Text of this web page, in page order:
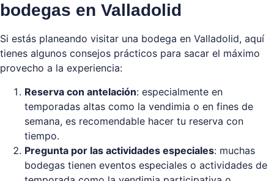
bodegas en Valladolid
Si estás planeando visitar una bodega en Valladolid, aquí
tienes algunos consejos prácticos para sacar el máximo
provecho a la experiencia:
Reserva con antelación: especialmente en
temporadas altas como la vendimia o en fines de
semana, es recomendable hacer tu reserva con
tiempo.
Pregunta por las actividades especiales: muchas
bodegas tienen eventos especiales o actividades de